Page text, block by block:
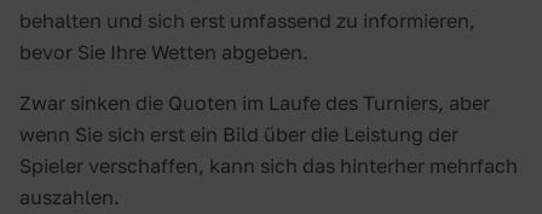
behalten und sich erst umfassend zu informieren,
bevor Sie Ihre Wetten abgeben.
Zwar sinken die Quoten im Laufe des Turniers, aber
wenn Sie sich erst ein Bild über die Leistung der
Spieler verschaffen, kann sich das hinterher mehrfach
auszahlen.